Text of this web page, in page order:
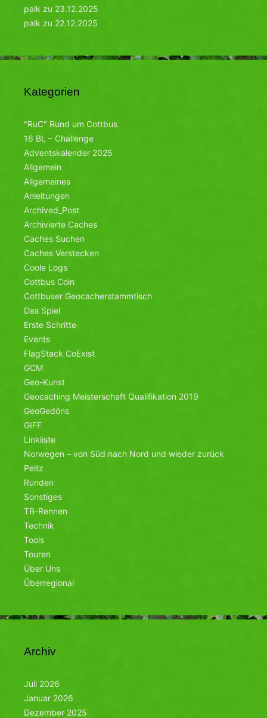
palk zu 23.12.2025
palk zu 22.12.2025
Kategorien
"RuC" Rund um Cottbus
16 BL – Challenge
Adventskalender 2025
Allgemein
Allgemeines
Anleitungen
Archived_Post
Archivierte Caches
Caches Suchen
Caches Verstecken
Coole Logs
Cottbus Coin
Cottbuser Geocacherstammtisch
Das Spiel
Erste Schritte
Events
FlagStack CoExist
GCM
Geo-Kunst
Geocaching Meisterschaft Qualifikation 2019
GeoGedöns
GIFF
Linkliste
Norwegen – von Süd nach Nord und wieder zurück
Peitz
Runden
Sonstiges
TB-Rennen
Technik
Tools
Touren
Über Uns
Überregional
Archiv
Juli 2026
Januar 2026
Dezember 2025